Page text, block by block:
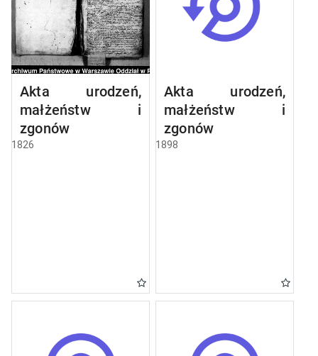
Akta urodzeń,
małżeństw i
zgonów
1826
Akta urodzeń,
małżeństw i
zgonów
1898